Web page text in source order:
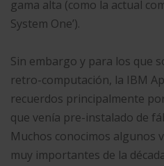
gama alta (como la actual
System One’).
Sin embargo y para los que
retro-computación, la IBM
recuerdos principalmente
que venía pre-instalado de
Muchos conocimos algunos
muy importantes de la